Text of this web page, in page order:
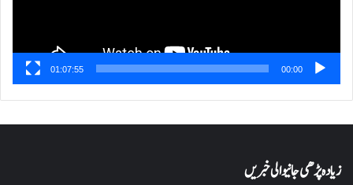
00:00
01:07:55
زیادہ پڑھی جانیوالی خبریں